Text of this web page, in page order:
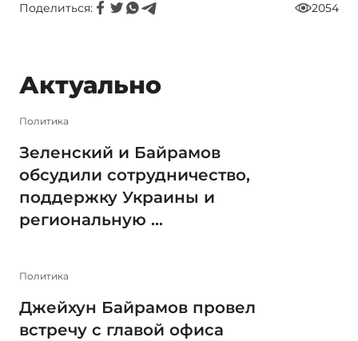
Поделиться: 2054
Актуально
Политика
Зеленский и Байрамов
обсудили сотрудничество,
поддержку Украины и
региональную ...
Политика
Джейхун Байрамов провел
встречу с главой офиса